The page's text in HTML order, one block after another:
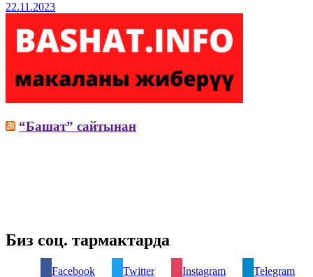
22.11.2023
“Башат” сайтынан
Биз соц. тармактарда
Facebook Twitter Instagram
Telegram